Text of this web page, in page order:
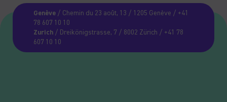
Genève/ Chemin du 23 août, 13 / 1205 Genève / +41
78 607 10 10
Zurich/ Dreikönigstrasse, 7 / 8002 Zürich / +41 78
607 10 10